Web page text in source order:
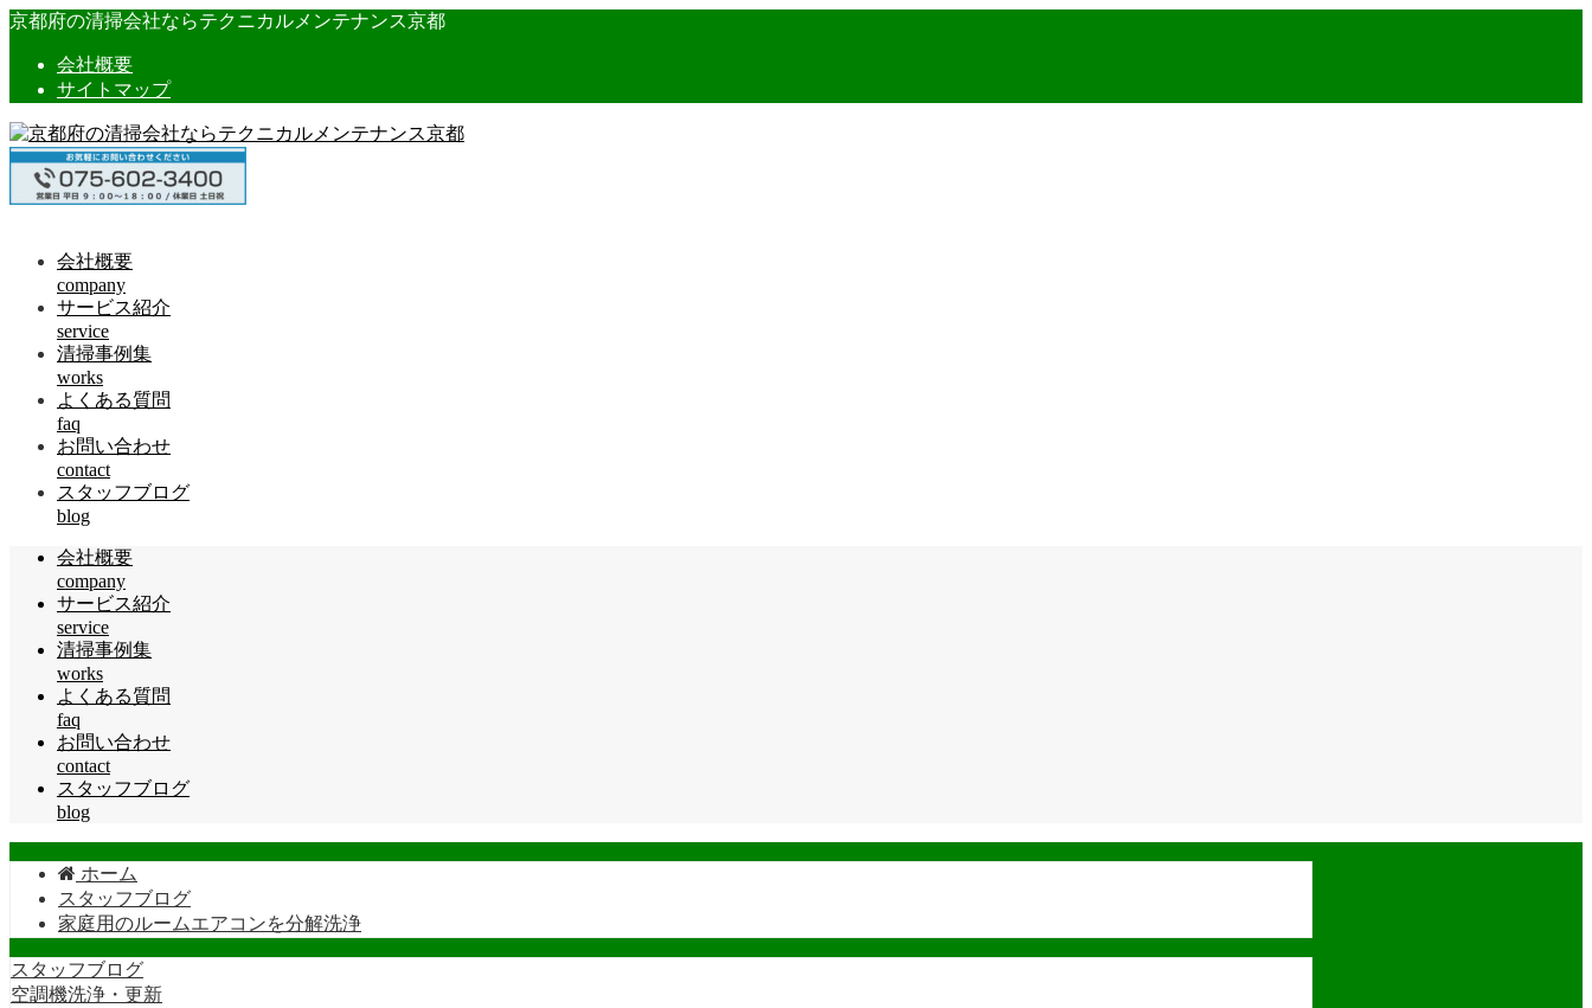
京都府の清掃会社ならテクニカルメンテナンス京都
会社概要
サイトマップ
会社概要
company
サービス紹介
service
清掃事例集
works
よくある質問
faq
お問い合わせ
contact
スタッフブログ
blog
会社概要
company
サービス紹介
service
清掃事例集
works
よくある質問
faq
お問い合わせ
contact
スタッフブログ
blog
ホーム
スタッフブログ
家庭用のルームエアコンを分解洗浄
スタッフブログ
空調機洗浄・更新